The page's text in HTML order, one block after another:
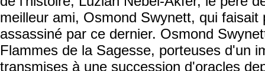
meilleur ami, Osmond Swynett, qui
assassiné par ce dernier. Osmond
Flammes de la Sagesse, porteuses d'un
transmises à une succession d'oracles